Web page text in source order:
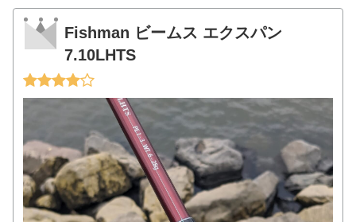
Fishman ビームス エクスパン
7.10LHTS